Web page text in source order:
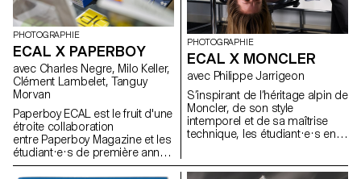
miniaturisé, conçu pour une
utilisation en conditions
agricoles réelles : Vita mini
sensor.
PHOTOGRAPHIE
ECAL X PAPERBOY
avec Charles Negre, Milo Keller,
Clément Lambelet, Tanguy
Morvan
Paperboy ECAL est le fruit d'une
étroite collaboration
entre Paperboy Magazine et les
étudiant·e·s de première année
du Master Photographie de
PHOTOGRAPHIE
ECAL X MONCLER
avec Philippe Jarrigeon
S’inspirant de l’héritage alpin de
Moncler, de son style
intemporel et de sa maîtrise
technique, les étudiant·e·s en
interprétation du langage visuel